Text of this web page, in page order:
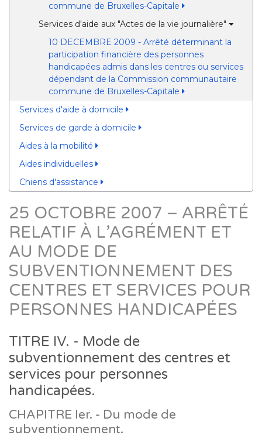
commune de Bruxelles-Capitale
Services d'aide aux "Actes de la vie journalière"
10 DECEMBRE 2009 - Arrêté déterminant la
participation financière des personnes
handicapées admis dans les centres ou services
dépendant de la Commission communautaire
commune de Bruxelles-Capitale
Services d'aide à domicile
Services de garde à domicile
Aides à la mobilité
Aides individuelles
Chiens d'assistance
25 OCTOBRE 2007 – ARRÊTÉ
RELATIF À L’AGRÉMENT ET
AU MODE DE
SUBVENTIONNEMENT DES
CENTRES ET SERVICES POUR
PERSONNES HANDICAPÉES
TITRE IV. - Mode de
subventionnement des centres et
services pour personnes
handicapées.
CHAPITRE Ier. - Du mode de
subventionnement.